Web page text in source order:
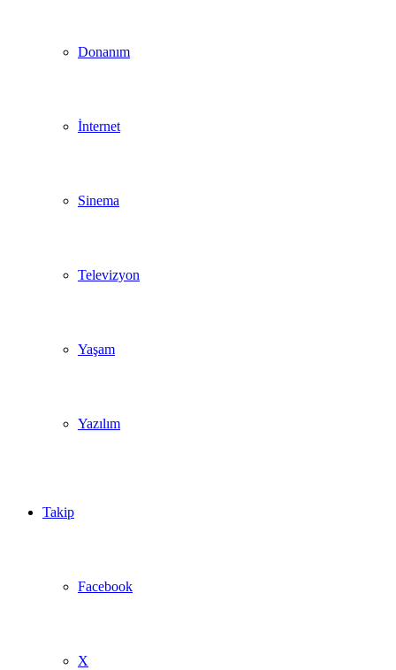
Donanım
İnternet
Sinema
Televizyon
Yaşam
Yazılım
Takip
Facebook
X